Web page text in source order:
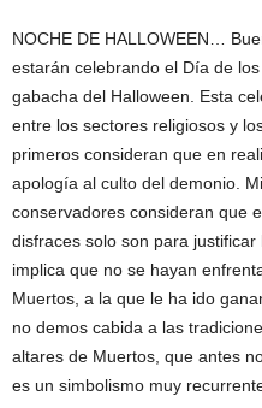
NOCHE DE HALLOWEEN…
estarán celebrando el Día de
gabacha del Halloween. Esta
entre los sectores religiosos y
primeros consideran que en
apología al culto del demonio.
conservadores consideran que
disfraces solo son para
implica que no se hayan
Muertos, a la que le ha ido
no demos cabida a las
altares de Muertos, que antes
es un simbolismo muy